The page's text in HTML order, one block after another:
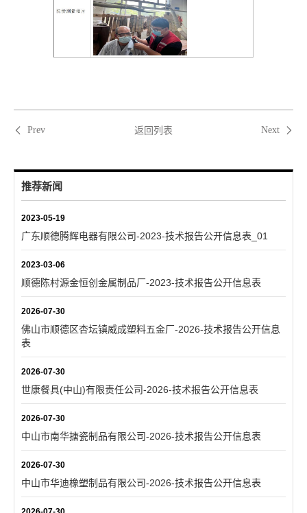
Prev 返回列表 Next
推荐新闻
2023-05-19
广东顺德腾辉电器有限公司-2023-技术报告公开信息表_01
2023-03-06
顺德陈村源金恒创金属制品厂-2023-技术报告公开信息表
2026-07-30
佛山市顺德区杏坛镇威成塑料五金厂-2026-技术报告公开信息
表
2026-07-30
世康餐具(中山)有限责任公司-2026-技术报告公开信息表
2026-07-30
中山市南华搪瓷制品有限公司-2026-技术报告公开信息表
2026-07-30
中山市华迪橡塑制品有限公司-2026-技术报告公开信息表